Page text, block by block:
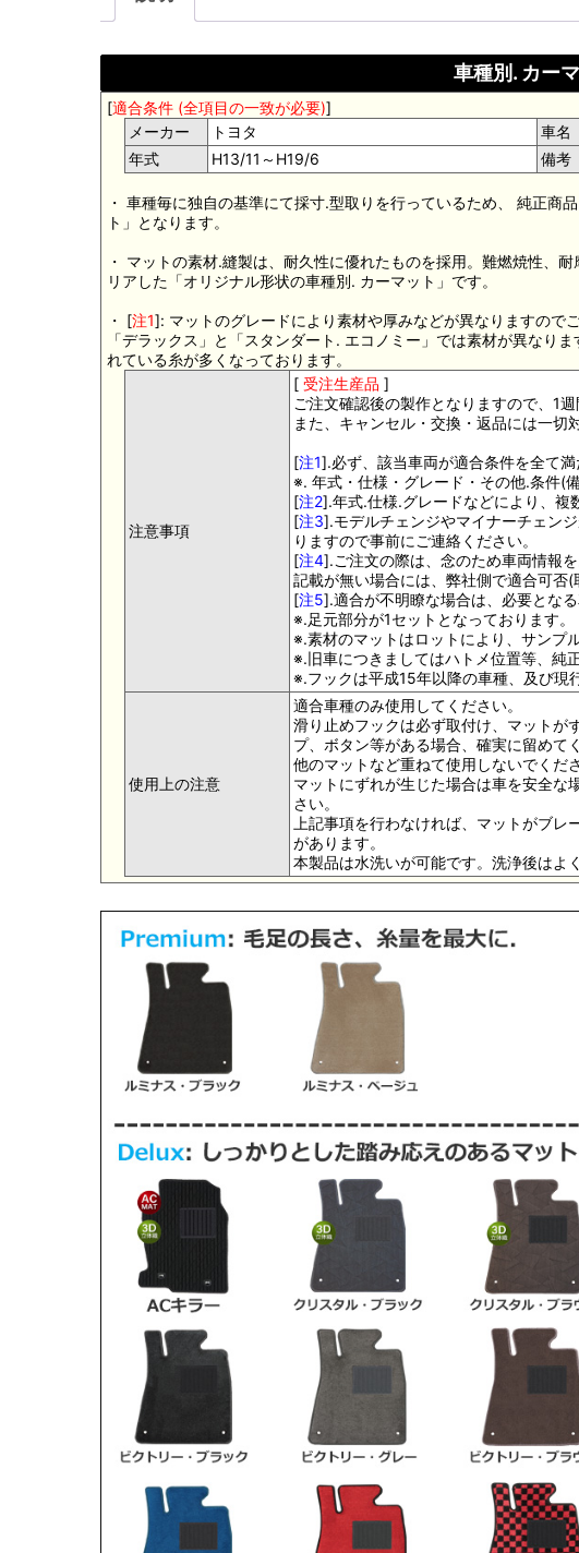
車種別. カー
[適合条件 (全項目の一致が必要)]
メーカー
トヨタ 車名
年式
H13/11～H19/6 備考
・ 車種毎に独自の基準にて採寸.型取りを行っているため、 純正商
ト」となります。
・ マットの素材.縫製は、耐久性に優れたものを採用。難燃焼性、
リアした「オリジナル形状の車種別. カーマット」です。
・ [注1]: マットのグレードにより素材や厚みなどが異なりますのでご
「デラックス」と「スタンダート. エコノミー」では素材が異なり
れている糸が多くなっております。
注意事項
[ 受注生産品 ]
ご注文確認後の製作となりますので、1
また、キャンセル・交換・返品には一切
[注1].必ず、該当車両が適合条件を全て満
※. 年式・仕様・グレード・その他.条件(
[注2].年式.仕様.グレードなどにより、複
[注3].モデルチェンジやマイナーチェン
りますので事前にご連絡ください。
[注4].ご注文の際は、念のため車両情報を
記載が無い場合には、弊社側で適合可否(
[注5].適合が不明瞭な場合は、必要とな
※.足元部分が1セットとなっております。
※.素材のマットはロットにより、サンプ
※.旧車につきましてはハトメ位置等、純
※.フックは平成15年以降の車種、及び現
使用上の注意
適合車種のみ使用してください。
滑り止めフックは必ず取付け、マットが
プ、ボタン等がある場合、確実に留めて
他のマットなど重ねて使用しないでくださ
マットにずれが生じた場合は車を安全な
さい。
上記事項を行わなければ、マットがブ
があります。
本製品は水洗いが可能です。洗浄後はよ